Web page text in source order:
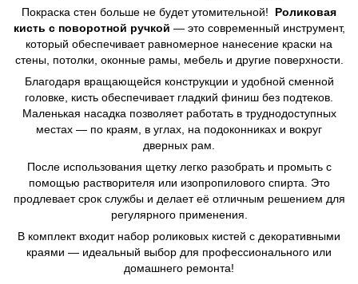
Покраска стен больше не будет утомительной! ️ Роликовая
кисть с поворотной ручкой — это современный инструмент,
который обеспечивает равномерное нанесение краски на
стены, потолки, оконные рамы, мебель и другие поверхности.
Благодаря вращающейся конструкции и удобной сменной
головке, кисть обеспечивает гладкий финиш без подтеков.
Маленькая насадка позволяет работать в труднодоступных
местах — по краям, в углах, на подоконниках и вокруг
дверных рам.
После использования щетку легко разобрать и промыть с
помощью растворителя или изопропилового спирта. Это
продлевает срок службы и делает её отличным решением для
регулярного применения.
В комплект входит набор роликовых кистей с декоративными
краями — идеальный выбор для профессионального или
домашнего ремонта!